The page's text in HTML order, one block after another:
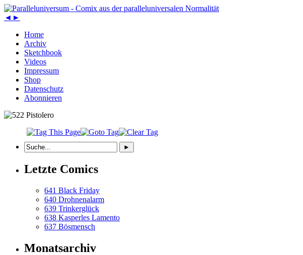
◄ ►
Home
Archiv
Sketchbook
Videos
Impressum
Shop
Datenschutz
Abonnieren
Letzte Comics
641 Black Friday
640 Drohnenalarm
639 Trinkerglück
638 Kasperles Lamento
637 Bösmensch
Monatsarchiv